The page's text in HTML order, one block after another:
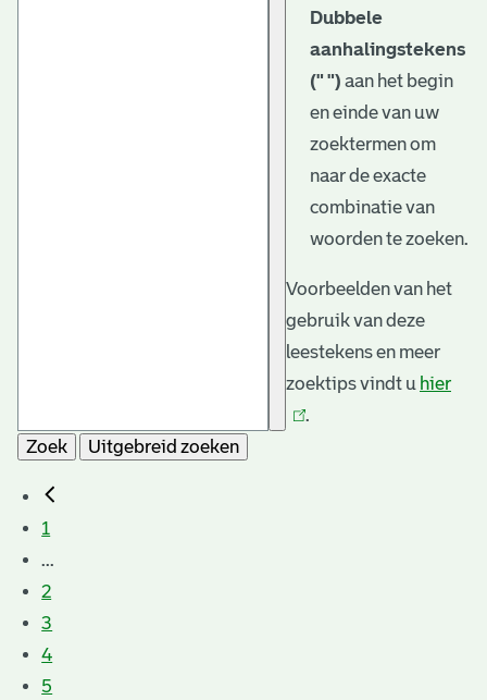
Dubbele
aanhalingstekens
(" ") aan het begin
en einde van uw
zoektermen om
naar de exacte
combinatie van
woorden te zoeken.
Voorbeelden van het
gebruik van deze
leestekens en meer
zoektips vindt u hier
.
Zoek
Uitgebreid zoeken
1
...
2
3
4
5